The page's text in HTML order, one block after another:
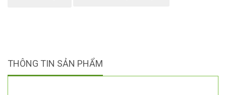
THÔNG TIN SẢN PHẨM